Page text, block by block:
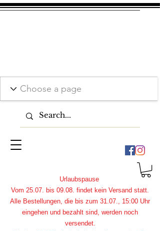
Urlaubspause
Vom 25.07. bis 09.08. findet kein Versand statt.
Alle Bestellungen, die bis zum 31.07., 15:00 Uhr
eingehen und bezahlt sind, werden noch
versendet.